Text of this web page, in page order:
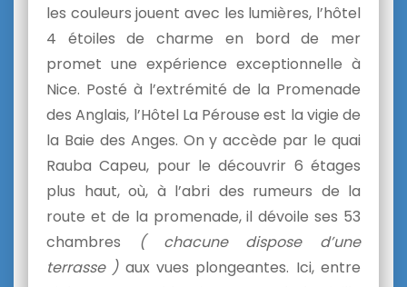
les couleurs jouent avec les lumières, l’hôtel
4 étoiles de charme en bord de mer
promet une expérience exceptionnelle à
Nice. Posté à l’extrémité de la Promenade
des Anglais, l’Hôtel La Pérouse est la vigie de
la Baie des Anges. On y accède par le quai
Rauba Capeu, pour le découvrir 6 étages
plus haut, où, à l’abri des rumeurs de la
route et de la promenade, il dévoile ses 53
chambres ( chacune dispose d’une
terrasse )aux vues plongeantes. Ici, entre